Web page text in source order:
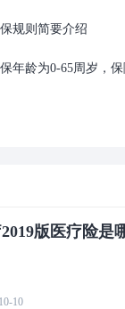
规则简要介绍
年龄为0-65周岁，
版医疗险是
10